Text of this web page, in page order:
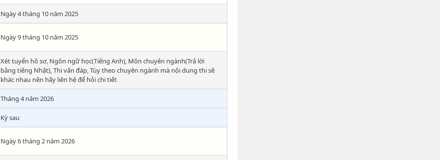
Ngày 4 tháng 10 năm 2025
Ngày 9 tháng 10 năm 2025
Xét tuyển hồ sơ, Ngôn ngữ học(Tiếng Anh), Môn chuyên ngành(Trả lời
bằng tiếng Nhật), Thi vấn đáp, Tùy theo chuyên ngành mà nội dung thi sẽ
khác nhau nên hãy liên hệ để hỏi chi tiết
Tháng 4 năm 2026
Kỳ sau
Ngày 6 tháng 2 năm 2026